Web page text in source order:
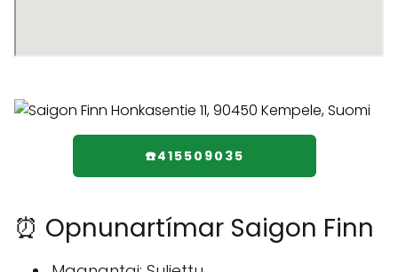
☎️415509035
⏰ Opnunartímar Saigon Finn